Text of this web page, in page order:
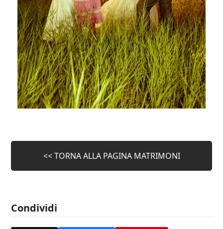
<< TORNA ALLA PAGINA MATRIMONI
Condividi